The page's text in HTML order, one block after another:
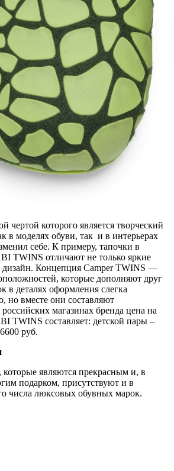
чертой которого является творческий
в моделях обуви, так и в интерьерах
себе. К примеру, тапочки в
TWINS отличают не только яркие
дизайн. Концепция Camper TWINS —
которые дополняют друг
в деталях оформления слегка
но вместе они составляют
магазинах бренда цена на
TWINS составляет: детской пары –
руб.
являются прекрасным и, в
подарком, присутствуют и в
числа люксовых обувных марок.